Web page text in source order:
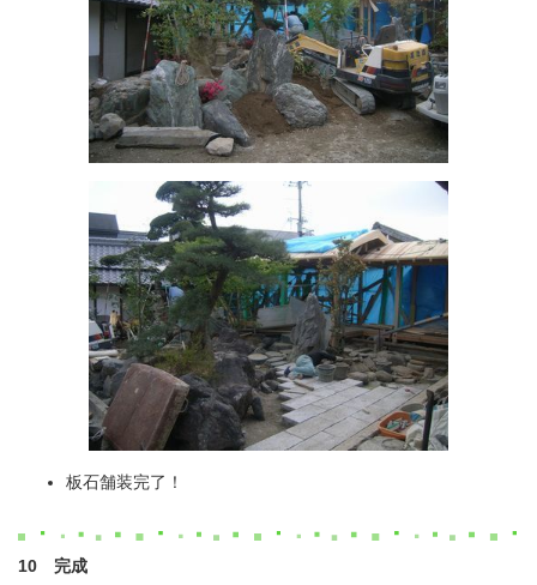
板石舗装完了！
10 完成